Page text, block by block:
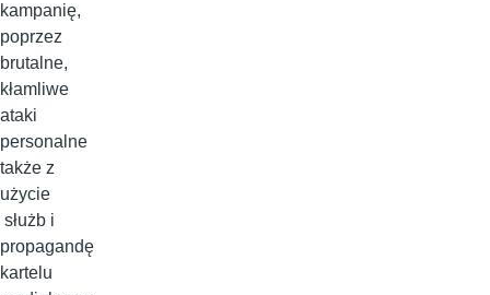
kampanię,
poprzez
brutalne,
kłamliwe
ataki
personalne
także z
użycie
służb i
propagandę
kartelu